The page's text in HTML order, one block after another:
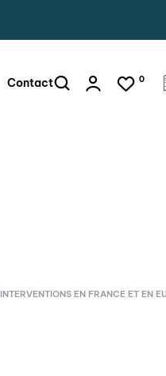
Contact 0
INTERVENTIONS EN FRANCE ET EN